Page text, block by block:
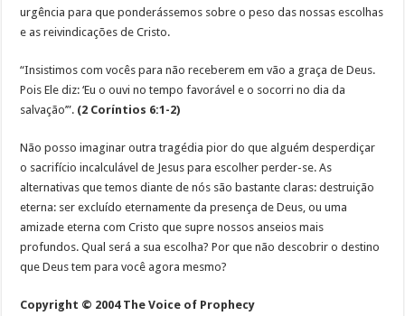
urgência para que ponderássemos sobre o peso das nossas escolhas
e as reivindicações de Cristo.
“Insistimos com vocês para não receberem em vão a graça de Deus.
Pois Ele diz: ‘Eu o ouvi no tempo favorável e o socorri no dia da
salvação’”. (2 Coríntios 6:1-2)
Não posso imaginar outra tragédia pior do que alguém desperdiçar
o sacrifício incalculável de Jesus para escolher perder-se. As
alternativas que temos diante de nós são bastante claras: destruição
eterna: ser excluído eternamente da presença de Deus, ou uma
amizade eterna com Cristo que supre nossos anseios mais
profundos. Qual será a sua escolha? Por que não descobrir o destino
que Deus tem para você agora mesmo?
Copyright © 2004 The Voice of Prophecy